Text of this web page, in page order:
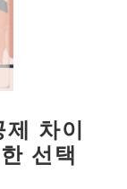
차이
선택